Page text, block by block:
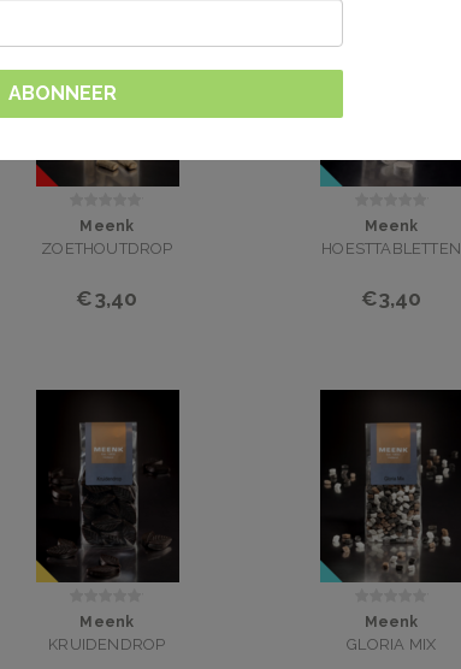
Meenk
ZOETHOUTDROP
€3,40
Meenk
HOESTTABLETTEN
€3,40
Meenk
KRUIDENDROP
Meenk
GLORIA MIX
ABONNEER